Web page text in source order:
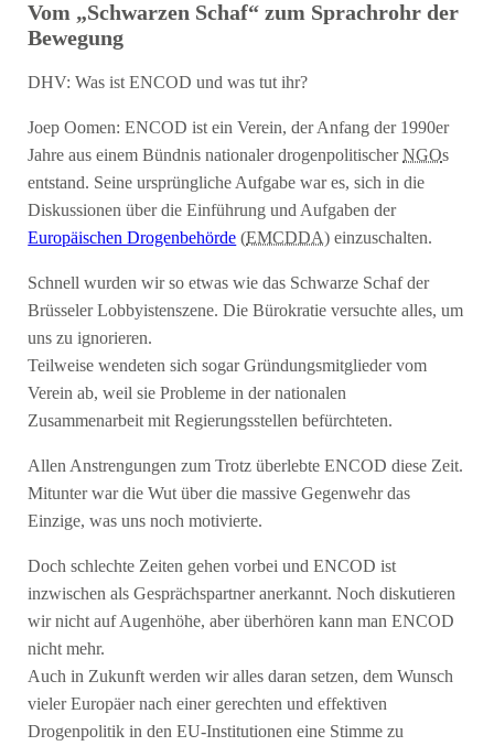
Vom „Schwarzen Schaf“ zum Sprachrohr der
Bewegung
DHV: Was ist ENCOD und was tut ihr?
Joep Oomen: ENCOD ist ein Verein, der Anfang der 1990er
Jahre aus einem Bündnis nationaler drogenpolitischerNGOs
entstand. Seine ursprüngliche Aufgabe war es, sich in die
Diskussionen über die Einführung und Aufgaben der
Europäischen Drogenbehörde (EMCDDA) einzuschalten.
Schnell wurden wir so etwas wie das Schwarze Schaf der
Brüsseler Lobbyistenszene. Die Bürokratie versuchte alles, um
uns zu ignorieren.
Teilweise wendeten sich sogar Gründungsmitglieder vom
Verein ab, weil sie Probleme in der nationalen
Zusammenarbeit mit Regierungsstellen befürchteten.
Allen Anstrengungen zum Trotz überlebte ENCOD diese Zeit.
Mitunter war die Wut über die massive Gegenwehr das
Einzige, was uns noch motivierte.
Doch schlechte Zeiten gehen vorbei und ENCOD ist
inzwischen als Gesprächspartner anerkannt. Noch diskutieren
wir nicht auf Augenhöhe, aber überhören kann man ENCOD
nicht mehr.
Auch in Zukunft werden wir alles daran setzen, dem Wunsch
vieler Europäer nach einer gerechten und effektiven
Drogenpolitik in den EU-Institutionen eine Stimme zu